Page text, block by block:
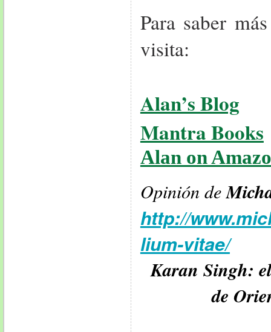
Para saber
visita:
Alan’s Blog
Mantra Books
Alan on
Opinión de
http://
lium-vitae/
Karan Singh:
de